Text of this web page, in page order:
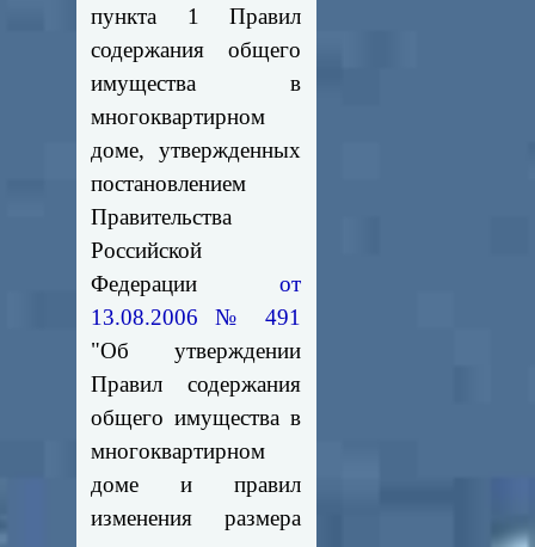
пункта 1 Правил
содержания общего
имущества в
многоквартирном
доме, утвержденных
постановлением
Правительства
Российской
Федерации от
13.08.2006 № 491
"Об утверждении
Правил содержания
общего имущества в
многоквартирном
доме и правил
изменения размера